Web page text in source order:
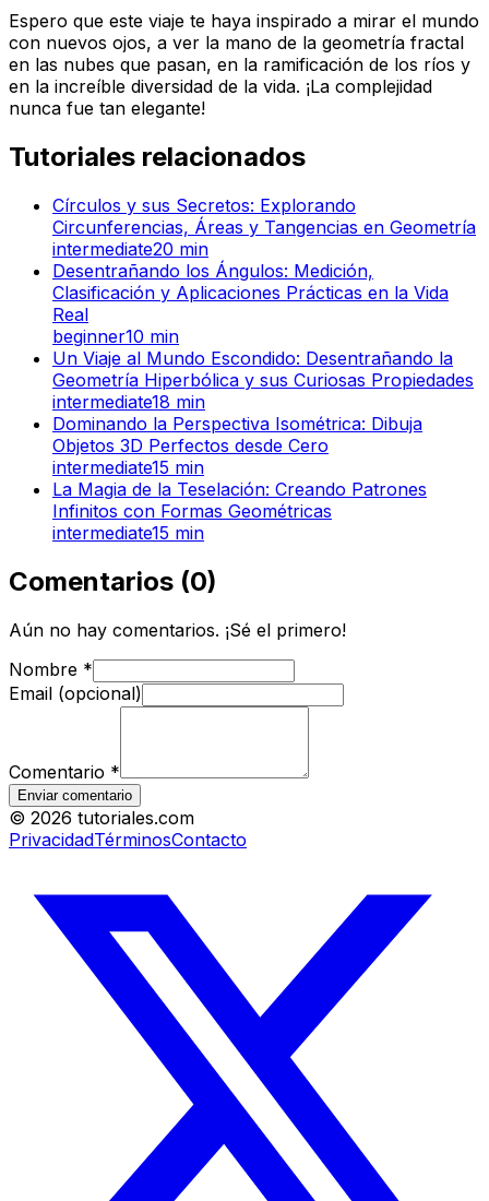
Espero que este viaje te haya inspirado a mirar el mundo
con nuevos ojos, a ver la mano de la geometría fractal
en las nubes que pasan, en la ramificación de los ríos y
en la increíble diversidad de la vida. ¡La complejidad
nunca fue tan elegante!
Tutoriales relacionados
Círculos y sus Secretos: Explorando
Circunferencias, Áreas y Tangencias en Geometría
intermediate20 min
Desentrañando los Ángulos: Medición,
Clasificación y Aplicaciones Prácticas en la Vida
Real
beginner10 min
Un Viaje al Mundo Escondido: Desentrañando la
Geometría Hiperbólica y sus Curiosas Propiedades
intermediate18 min
Dominando la Perspectiva Isométrica: Dibuja
Objetos 3D Perfectos desde Cero
intermediate15 min
La Magia de la Teselación: Creando Patrones
Infinitos con Formas Geométricas
intermediate15 min
Comentarios (0)
Aún no hay comentarios. ¡Sé el primero!
Nombre *
Email (opcional)
Comentario *
Enviar comentario
© 2026 tutoriales.com
PrivacidadTérminosContacto